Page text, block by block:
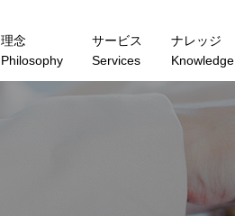
理念
Philosophy
サービス
Services
ナレッジ
Knowledge